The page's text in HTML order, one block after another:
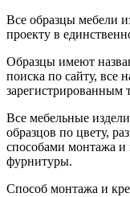
Все образцы мебели
проекту в
Образцы имеют
поиска по сайту, все
зарегистрированным
Все мебельные
образцов по цвету,
способами монтажа
фурнитуры.
Способ монтажа и